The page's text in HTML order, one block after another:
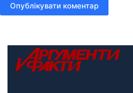
Опублікувати коментар